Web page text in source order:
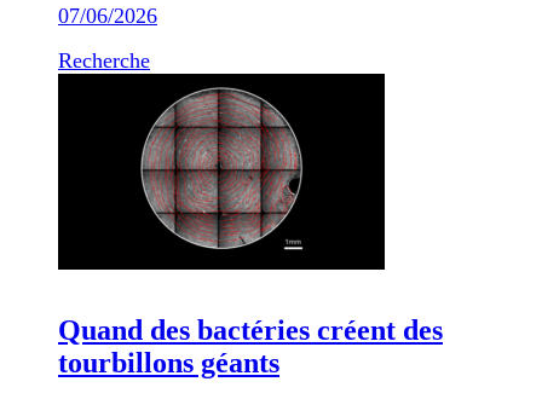
07/06/2026
Recherche
Quand des bactéries créent des
tourbillons géants